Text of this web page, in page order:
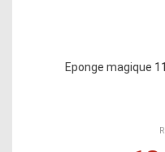
Eponge magique